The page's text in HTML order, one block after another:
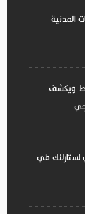
المدنية
ويكشف
لستارلنك في